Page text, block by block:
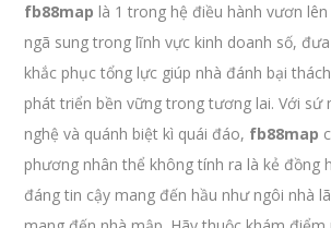
fb88map là 1 trong hệ điều hành vươn
ngã sung trong lĩnh vực kinh doanh số,
khắc phục tổng lực giúp nhà đánh bại
phát triển bền vững trong tương lai. Với sứ
nghệ và quánh biệt kì quái đáo, fb88map
phương nhân thể không tính ra là kẻ đồng
đáng tin cậy mang đến hầu như ngôi nhà